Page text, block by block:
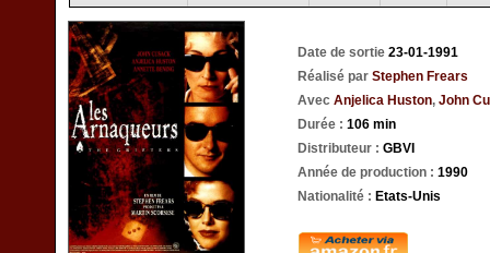
Date de sortie 23-01-1991
Réalisé par Stephen Frears
Avec Anjelica Huston, John
Durée : 106 min
Distributeur : GBVI
Année de production : 1990
Nationalité : Etats-Unis